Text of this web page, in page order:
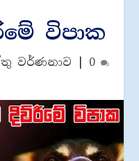
විපාක
වර්ණනාව 0